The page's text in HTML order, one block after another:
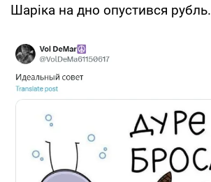
Шаріка на дно опустився рубль.